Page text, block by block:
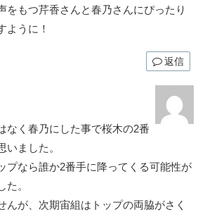
をもつ芹香さんと春乃さんにぴったり
ように！
返信
なく春乃にした事で桜木の2番
いました。
プなら誰か2番手に降ってくる可能性が
。
んが、次期宙組はトップの両脇がさく